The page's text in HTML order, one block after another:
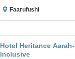
Faarufushi
Hotel Heritance
Inclusive